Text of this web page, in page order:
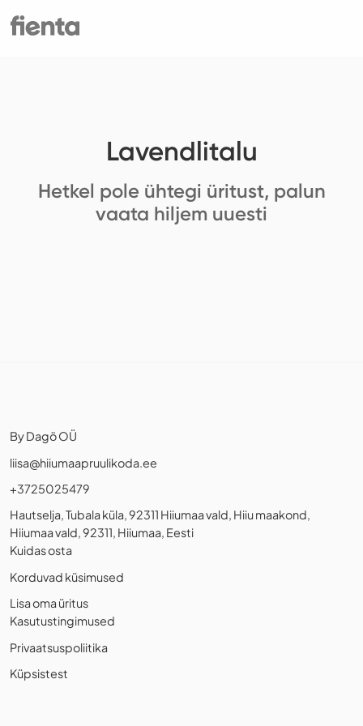
Lavendlitalu
Hetkel pole ühtegi üritust, palun
vaata hiljem uuesti
By Dagö OÜ
liisa@hiiumaapruulikoda.ee
+3725025479
Hautselja, Tubala küla, 92311 Hiiumaa vald, Hiiu maakond,
Hiiumaa vald, 92311, Hiiumaa, Eesti
Kuidas osta
Korduvad küsimused
Lisa oma üritus
Kasutustingimused
Privaatsuspoliitika
Küpsistest